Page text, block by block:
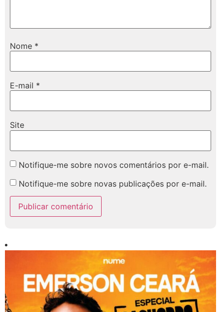
Nome *
E-mail *
Site
Notifique-me sobre novos comentários por e-mail.
Notifique-me sobre novas publicações por e-mail.